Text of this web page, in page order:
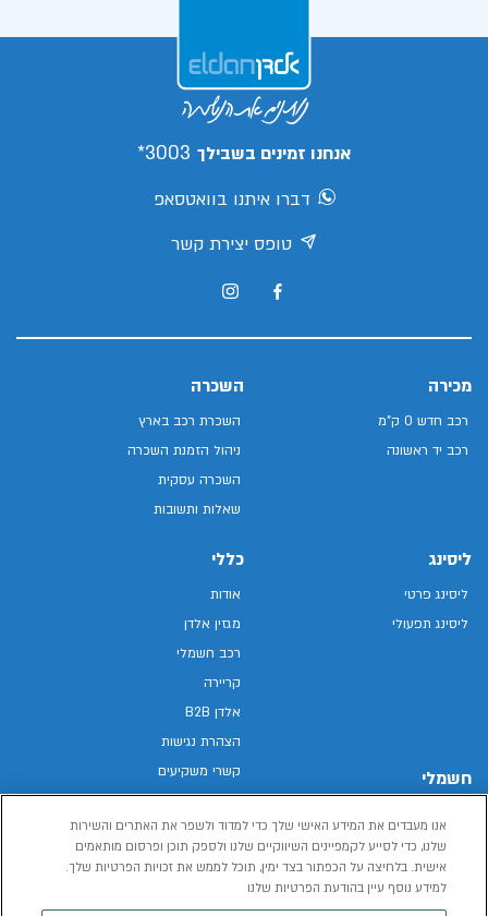
אנחנו זמינים בשבילך 3003*
דברו איתנו בוואטסאפ
טופס יצירת קשר
מכירה
רכב חדש 0 ק"מ
רכב יד ראשונה
השכרה
השכרת רכב בארץ
ניהול הזמנת השכרה
השכרה עסקית
שאלות ותשובות
ליסינג
ליסינג פרטי
ליסינג תפעולי
חשמלי
רכב חשמלי
הכל על רכב חשמלי
כללי
אודות
מגזין אלדן
רכב חשמלי
קריירה
אלדן B2B
הצהרת נגישות
קשרי משקיעים
מפת האתר
מדיניות פרטיות
תנאי שימוש
אנו מעבדים את המידע האישי שלך כדי למדוד ולשפר את האתרים והשירות
שלנו, כדי לסייע לקמפיינים השיווקיים שלנו ולספק תוכן ופרסום מותאמים
אישית. בלחיצה על הכפתור בצד ימין, תוכל לממש את זכויות הפרטיות שלך.
למידע נוסף עיין בהודעת הפרטיות שלנו